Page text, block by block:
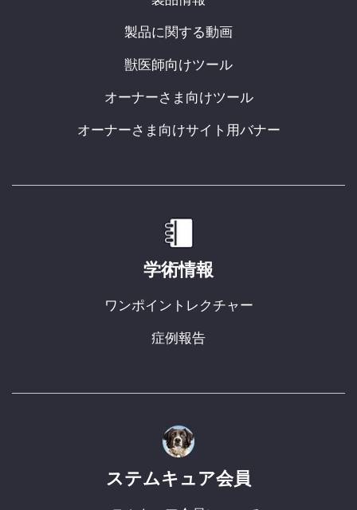
製品に関する動画
獣医師向けツール
オーナーさま向けツール
オーナーさま向けサイト用バナー
学術情報
ワンポイントレクチャー
症例報告
ステムキュア会員